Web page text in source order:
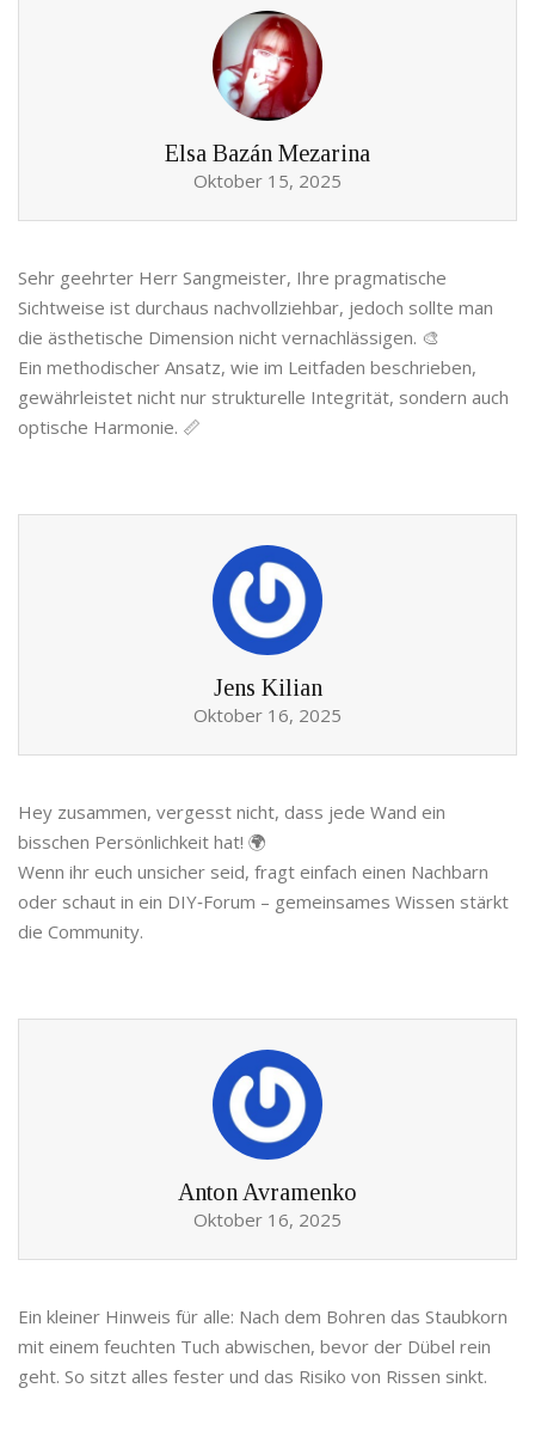
Elsa Bazán Mezarina
Oktober 15, 2025
Sehr geehrter Herr Sangmeister, Ihre pragmatische
Sichtweise ist durchaus nachvollziehbar, jedoch sollte man
die ästhetische Dimension nicht vernachlässigen. 🎨
Ein methodischer Ansatz, wie im Leitfaden beschrieben,
gewährleistet nicht nur strukturelle Integrität, sondern auch
optische Harmonie. 📏
Jens Kilian
Oktober 16, 2025
Hey zusammen, vergesst nicht, dass jede Wand ein
bisschen Persönlichkeit hat! 🌍
Wenn ihr euch unsicher seid, fragt einfach einen Nachbarn
oder schaut in ein DIY‑Forum – gemeinsames Wissen stärkt
die Community.
Anton Avramenko
Oktober 16, 2025
Ein kleiner Hinweis für alle: Nach dem Bohren das Staubkorn
mit einem feuchten Tuch abwischen, bevor der Dübel rein
geht. So sitzt alles fester und das Risiko von Rissen sinkt.